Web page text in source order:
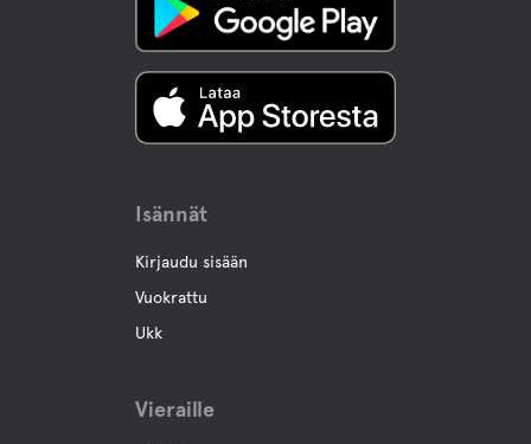
Isännät
Kirjaudu sisään
Vuokrattu
Ukk
Vieraille